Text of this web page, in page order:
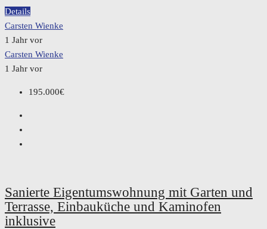
Details
Carsten Wienke
1 Jahr vor
Carsten Wienke
1 Jahr vor
195.000€
Sanierte Eigentumswohnung mit Garten und
Terrasse, Einbauküche und Kaminofen
inklusive